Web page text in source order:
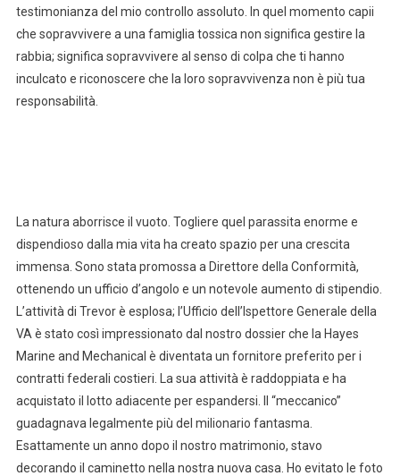
testimonianza del mio controllo assoluto. In quel momento capii
che sopravvivere a una famiglia tossica non significa gestire la
rabbia; significa sopravvivere al senso di colpa che ti hanno
inculcato e riconoscere che la loro sopravvivenza non è più tua
responsabilità.
La natura aborrisce il vuoto. Togliere quel parassita enorme e
dispendioso dalla mia vita ha creato spazio per una crescita
immensa. Sono stata promossa a Direttore della Conformità,
ottenendo un ufficio d’angolo e un notevole aumento di stipendio.
L’attività di Trevor è esplosa; l’Ufficio dell’Ispettore Generale della
VA è stato così impressionato dal nostro dossier che la Hayes
Marine and Mechanical è diventata un fornitore preferito per i
contratti federali costieri. La sua attività è raddoppiata e ha
acquistato il lotto adiacente per espandersi. Il “meccanico”
guadagnava legalmente più del milionario fantasma.
Esattamente un anno dopo il nostro matrimonio, stavo
decorando il caminetto nella nostra nuova casa. Ho evitato le foto